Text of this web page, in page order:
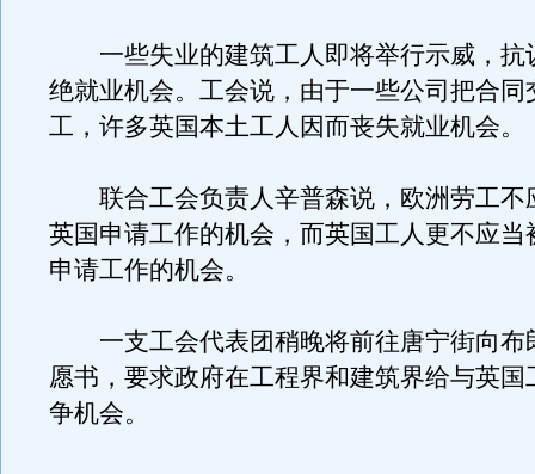
一些失业的建筑工人即将举行示威，抗
绝就业机会。工会说，由于一些公司把合同
工，许多英国本土工人因而丧失就业机会。
联合工会负责人辛普森说，欧洲劳工不
英国申请工作的机会，而英国工人更不应当
申请工作的机会。
一支工会代表团稍晚将前往唐宁街向布
愿书，要求政府在工程界和建筑界给与英国
争机会。